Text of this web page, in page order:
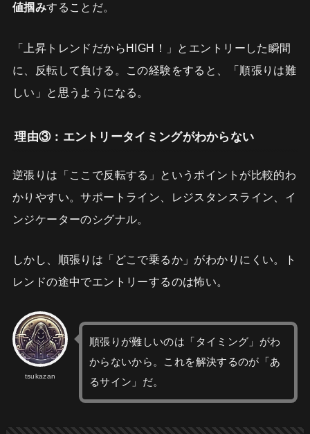
値掴みすることだ。
「上昇トレンドだからHIGH！」とエントリーした瞬間
に、反転して負ける。この経験をすると、「順張りは難
しい」と思うようになる。
理由③：エントリータイミングがわからない
逆張りは「ここで反転する」というポイントが比較的わ
かりやすい。サポートライン、レジスタンスライン、イ
ンジケーターのシグナル。
しかし、順張りは「どこで乗るか」がわかりにくい。ト
レンドの途中でエントリーするのは怖い。
tsukazan
順張りが難しいのは「タイミング」がわ
からないから。これを解決するのが「あ
るサイン」だ。